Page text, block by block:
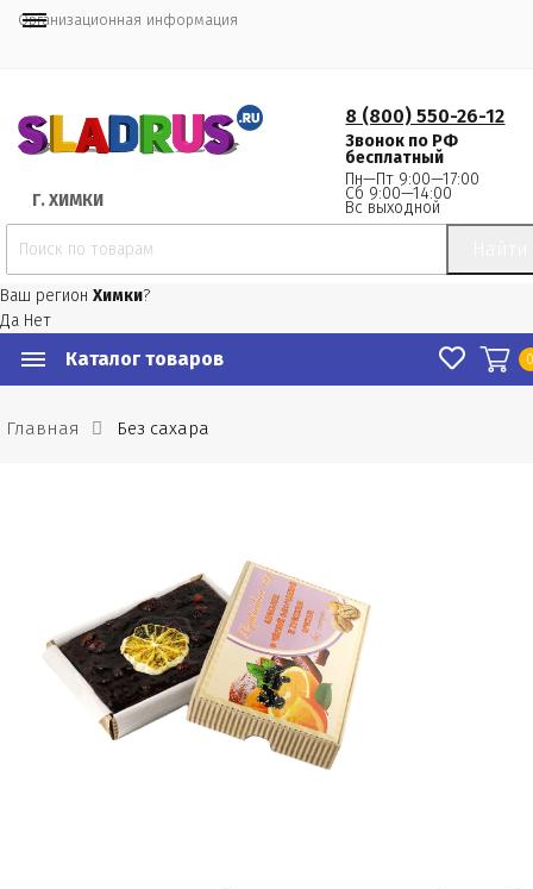
Организационная информация
Г. ХИМКИ
8 (800) 550-26-12
Звонок по РФ
бесплатный
Пн—Пт 9:00—17:00
Сб 9:00—14:00
Вс выходной
Ваш регион Химки?
Да Нет
Каталог товаров
Главная Без сахара